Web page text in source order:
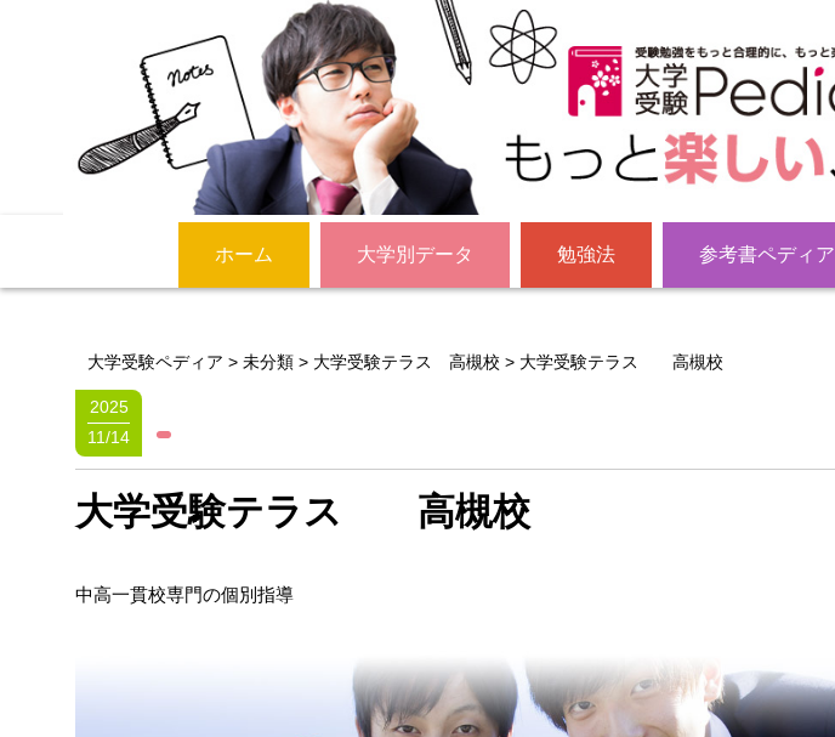
ホーム 大学別データ 勉強法 参考書ペディア
大学受験ペディア > 未分類 > 大学受験テラス 高槻校 > 大学受験テラス 高槻校
2025
11/14
大学受験テラス 高槻校
中高一貫校専門の個別指導